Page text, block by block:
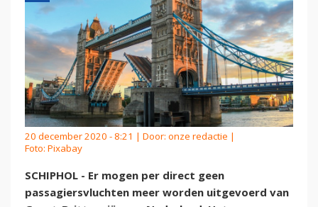
20 december 2020 - 8:21 | Door: onze redactie |
Foto: Pixabay
SCHIPHOL - Er mogen per direct geen
passagiersvluchten meer worden uitgevoerd van